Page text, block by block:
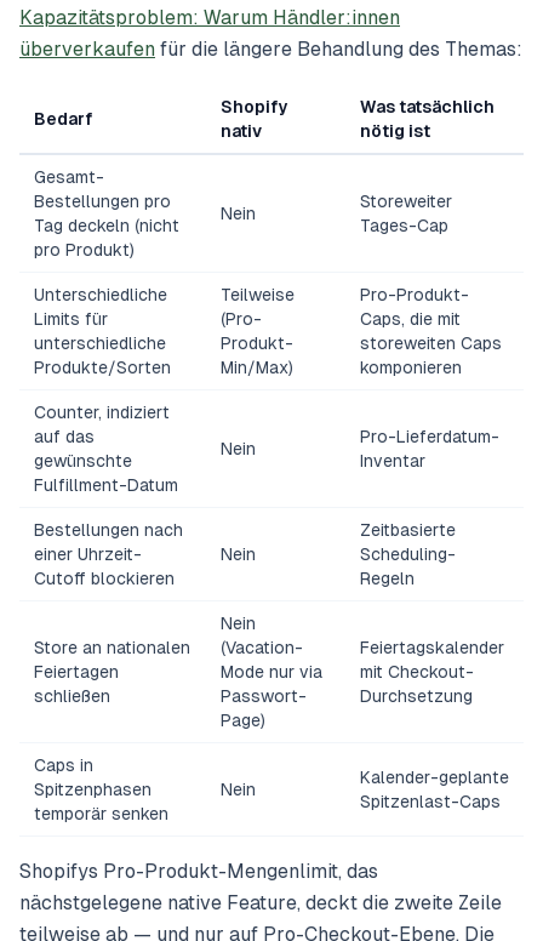
Kapazitätsproblem: Warum Händler:innen
überverkaufen für die längere Behandlung des Themas:
Bedarf
Shopify
nativ
Was tatsächlich
nötig ist
Gesamt-
Bestellungen pro
Tag deckeln (nicht
pro Produkt)
Nein
Storeweiter
Tages-Cap
Unterschiedliche
Limits für
unterschiedliche
Produkte/Sorten
Teilweise
(Pro-
Produkt-
Min/Max)
Pro-Produkt-
Caps, die mit
storeweiten Caps
komponieren
Counter, indiziert
auf das
gewünschte
Fulfillment-Datum
Nein
Pro-Lieferdatum-
Inventar
Bestellungen nach
einer Uhrzeit-
Cutoff blockieren
Nein
Zeitbasierte
Scheduling-
Regeln
Store an nationalen
Feiertagen
schließen
Nein
(Vacation-
Mode nur via
Passwort-
Page)
Feiertagskalender
mit Checkout-
Durchsetzung
Caps in
Spitzenphasen
temporär senken
Nein
Kalender-geplante
Spitzenlast-Caps
Shopifys Pro-Produkt-Mengenlimit, das
nächstgelegene native Feature, deckt die zweite Zeile
teilweise ab — und nur auf Pro-Checkout-Ebene. Die